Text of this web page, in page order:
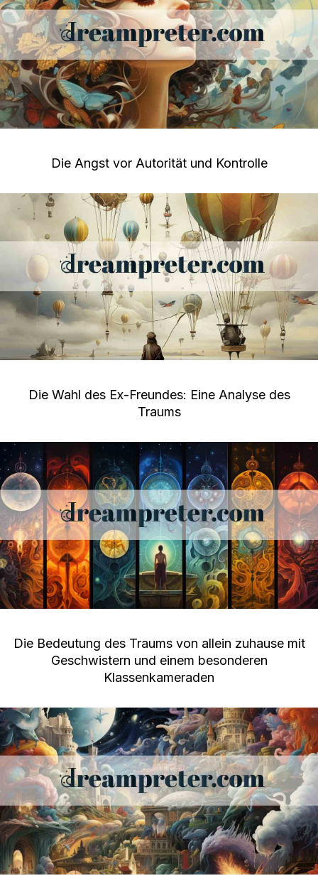
Die Angst vor Autorität und Kontrolle
Die Wahl des Ex-Freundes: Eine Analyse des
Traums
Die Bedeutung des Traums von allein zuhause mit
Geschwistern und einem besonderen
Klassenkameraden